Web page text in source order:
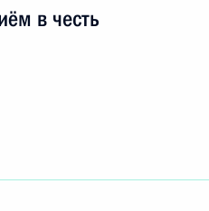
в честь